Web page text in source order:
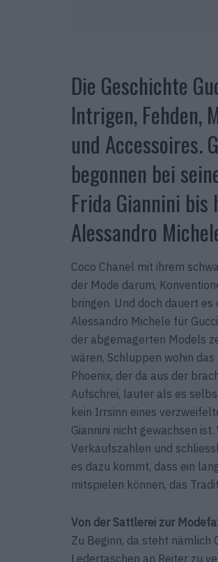
Die Geschichte
Intrigen, Fehden,
und Accessoires.
begonnen bei
Frida Giannini
Alessandro
Coco Chanel mit ihrem
der Mode darum,
bringen. Und doch dauert
Alessandro Michele für
der abgemagerten Models
wären, Schluppen wohin
Phoenix, der da aus der
Aufschrei, lauter als es
kein Irrsinn eines
Giannini nicht gewachsen
Verkaufszahlen und
es dazu kommt, dass ein
mitspielen können, das
Von der Sattlerei zur
Zu Beginn, da steht nämlich
Ledertaschen an Reiter zu